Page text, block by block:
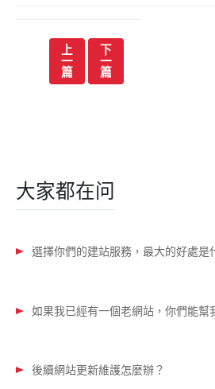
上
一
篇
下
一
篇
大家都在问
選擇你們的建站服務，最大的好處是
如果我已經有一個老網站，你們能幫
後續網站更新維護怎麼辦？